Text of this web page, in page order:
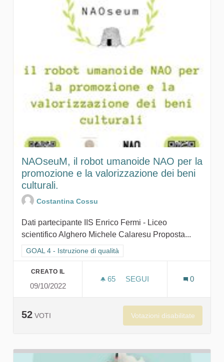
NAOseuM, il robot umanoide NAO per la
promozione e la valorizzazione dei beni
culturali.
Costantina Cossu
Dati partecipante IIS Enrico Fermi - Liceo
scientifico Alghero Michele Calaresu Proposta...
Filtra i risultati per categoria: GOAL 4 - Istruzione di qualità
GOAL 4 - Istruzione di qualità
CREATO IL
09/10/2022
65 65 SOSTENITORI
SEGUI
0
52 VOTI Votazioni disabilitate